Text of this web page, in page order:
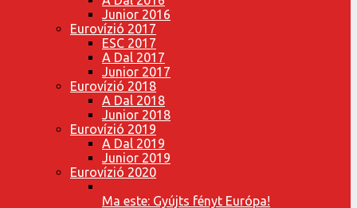
Junior 2016
Eurovízió 2017
ESC 2017
A Dal 2017
Junior 2017
Eurovízió 2018
A Dal 2018
Junior 2018
Eurovízió 2019
A Dal 2019
Junior 2019
Eurovízió 2020
Ma este: Gyújts fényt Európa!